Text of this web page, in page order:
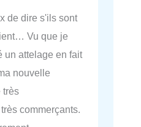
de dire s'ils sont
Vu que je
un attelage en fait
nouvelle
très
commerçants.